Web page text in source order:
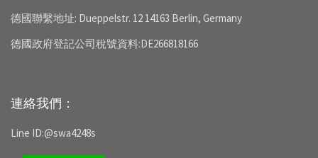
德國聯繫地址: Dueppelstr. 12 14163 Berlin, Germany
德國政府登記公司稅號資料:DE266818166
連絡我們：
Line ID:@swa4248s